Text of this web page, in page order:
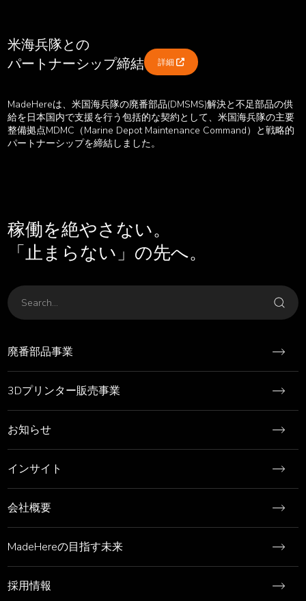
08
VAE
Value Added Engineering
米海兵隊との
パートナーシップ締結
詳細 
MadeHereは、米国海兵隊の廃番部品(DMSMS)解決と不足部品の供
給を日本国内で支援を行う包括的な契約として、米国海兵隊の主要
整備拠点MDMC（Marine Depot Maintenance Command）と戦略的
パートナーシップを締結しました。
稼働を絶やさない。
「止まらない」の先へ。
廃番部品事業
3Dプリンター販売事業
お知らせ
インサイト
会社概要
MadeHereの目指す未来
採用情報